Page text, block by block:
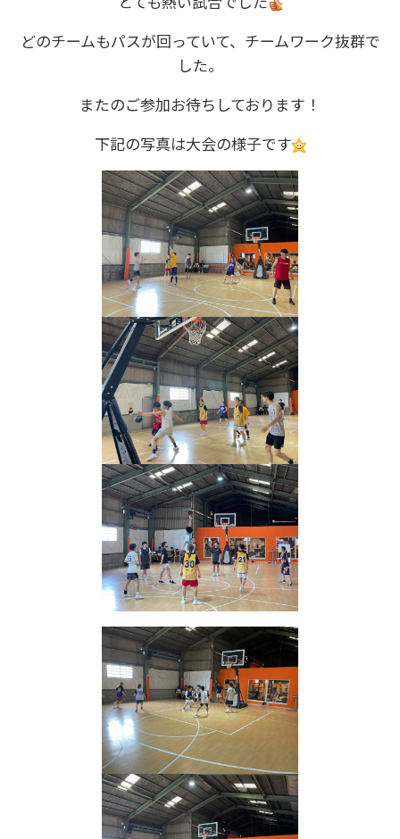
どのチームもパスが回っていて、チームワーク抜群で
した。
またのご参加お待ちしております！
下記の写真は大会の様子です